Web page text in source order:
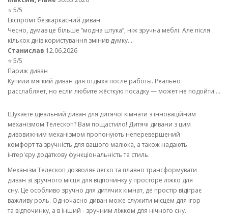
⭐ 5/5
Експромт безкаркасний диван
Чесно, думав це більше “модна штука”, ніж зручна меблі. Але після
кількох днів користування змінив думку....
Станислав 12.06.2026
⭐ 5/5
Париж диван
Купили мягкий диван для отдыха после работы. Реально
расслабляет, но если любите жёсткую посадку — может не подойти....
Шукаєте ідеальний диван для дитячої кімнати з інноваційним
механізмом Телескоп? Вам пощастило! Дитячі дивани з цим
дивовижним механізмом пропонують неперевершений
комфорт та зручність для вашого малюка, а також надають
інтер'єру додаткову функціональність та стиль.
Механізм Телескоп дозволяє легко та плавно трансформувати
диван зі зручного місця для відпочинку у просторе ліжко для
сну. Це особливо зручно для дитячих кімнат, де простір відіграє
важливу роль. Одночасно диван може служити місцем для ігор
та відпочинку, а в інший - зручним ліжком для нічного сну.